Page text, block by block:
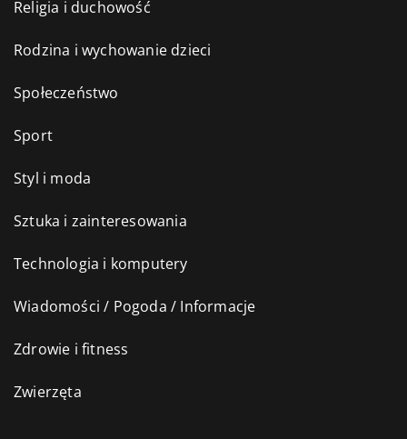
Religia i duchowość
Rodzina i wychowanie dzieci
Społeczeństwo
Sport
Styl i moda
Sztuka i zainteresowania
Technologia i komputery
Wiadomości / Pogoda / Informacje
Zdrowie i fitness
Zwierzęta